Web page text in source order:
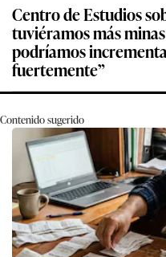
Centro de Estudios
tuviéramos más minas
podríamos
fuertemente”
Contenido sugerido